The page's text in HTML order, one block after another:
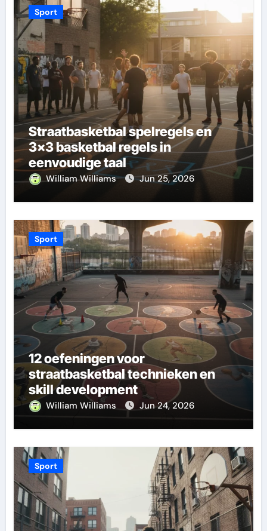
Sport
Straatbasketbal spelregels en
3×3 basketbal regels in
eenvoudige taal
William Williams Jun 25, 2026
Sport
12 oefeningen voor
straatbasketbal technieken en
skill development
William Williams Jun 24, 2026
Sport